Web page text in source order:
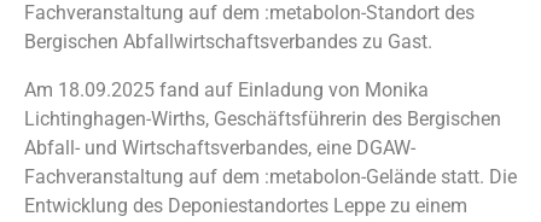
Fachveranstaltung auf dem :metabolon-Standort des
Bergischen Abfallwirtschaftsverbandes zu Gast.
Am 18.09.2025 fand auf Einladung von Monika
Lichtinghagen-Wirths, Geschäftsführerin des Bergischen
Abfall- und Wirtschaftsverbandes, eine DGAW-
Fachveranstaltung auf dem :metabolon-Gelände statt. Die
Entwicklung des Deponiestandortes Leppe zu einem